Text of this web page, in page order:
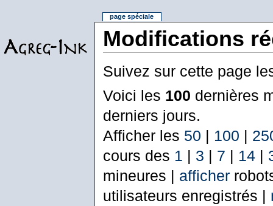
Modifications
Suivez sur cette page
Voici les 100 dernières
derniers jours.
Afficher les 50 | 100 |
cours des 1 | 3 | 7 | 14|
mineures | afficher
utilisateurs enregistrés |
page spéciale